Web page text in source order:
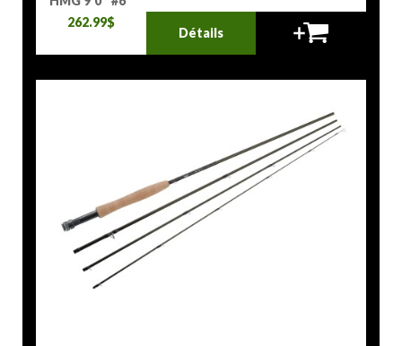
262.99$
Détails